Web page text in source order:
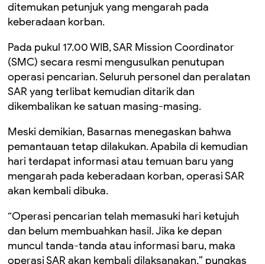
ditemukan petunjuk yang mengarah pada
keberadaan korban.
Pada pukul 17.00 WIB, SAR Mission Coordinator
(SMC) secara resmi mengusulkan penutupan
operasi pencarian. Seluruh personel dan peralatan
SAR yang terlibat kemudian ditarik dan
dikembalikan ke satuan masing-masing.
Meski demikian, Basarnas menegaskan bahwa
pemantauan tetap dilakukan. Apabila di kemudian
hari terdapat informasi atau temuan baru yang
mengarah pada keberadaan korban, operasi SAR
akan kembali dibuka.
“Operasi pencarian telah memasuki hari ketujuh
dan belum membuahkan hasil. Jika ke depan
muncul tanda-tanda atau informasi baru, maka
operasi SAR akan kembali dilaksanakan,” pungkas